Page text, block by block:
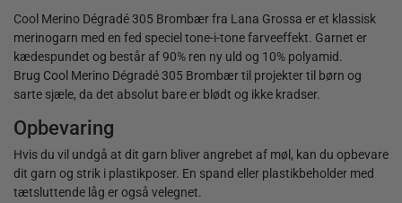
quantity
Cool Merino Dégradé 305 Brombær fra Lana Grossa er et klassisk
merinogarn med en fed speciel tone-i-tone farveeffekt. Garnet er
kædespundet og består af 90% ren ny uld og 10% polyamid.
Brug Cool Merino Dégradé 305 Brombær til projekter til børn og
sarte sjæle, da det absolut bare er blødt og ikke kradser.
Opbevaring
Hvis du vil undgå at dit garn bliver angrebet af møl, kan du opbevare
dit garn og strik i plastikposer. En spand eller plastikbeholder med
tætsluttende låg er også velegnet.